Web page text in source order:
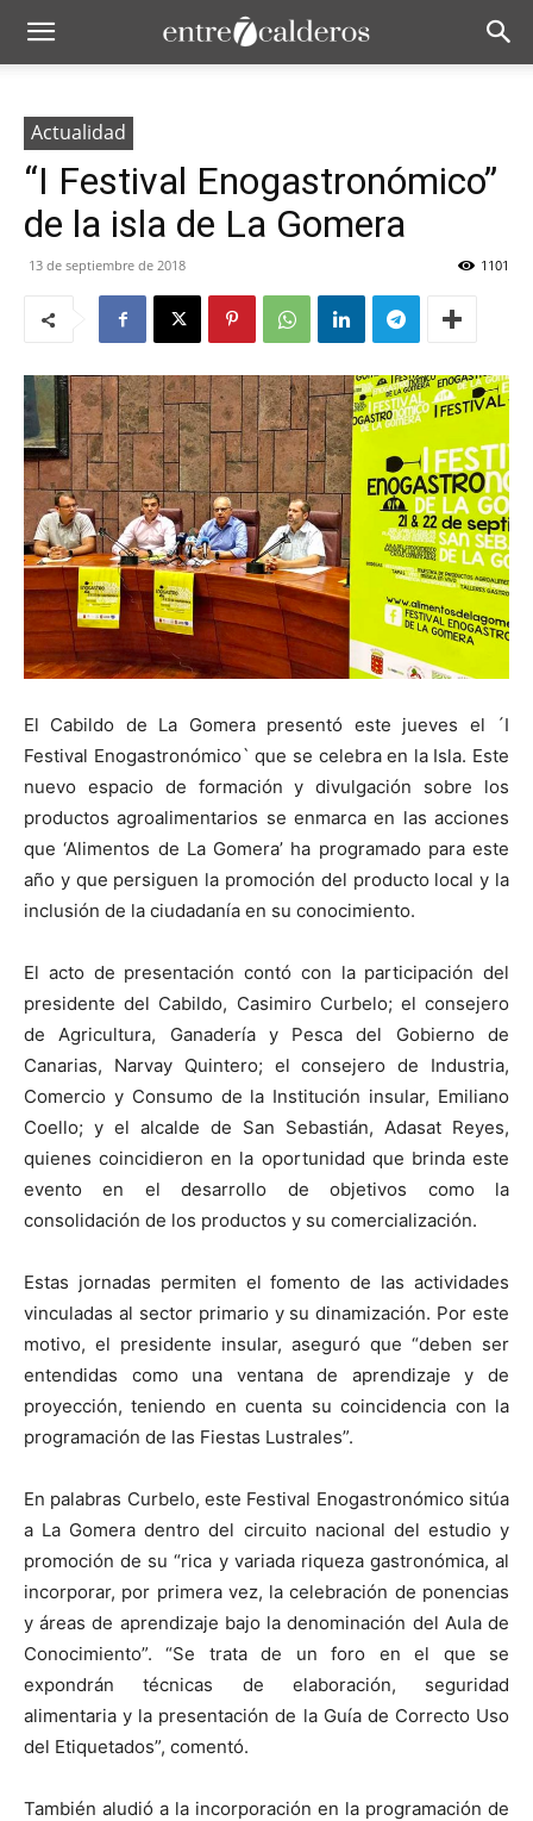
Actualidad
“I Festival Enogastronómico”
de la isla de La Gomera
13 de septiembre de 2018 1101
El Cabildo de La Gomera presentó este jueves el ´I
Festival Enogastronómico` que se celebra en la Isla. Este
nuevo espacio de formación y divulgación sobre los
productos agroalimentarios se enmarca en las acciones
que ‘Alimentos de La Gomera’ ha programado para este
año y que persiguen la promoción del producto local y la
inclusión de la ciudadanía en su conocimiento.
El acto de presentación contó con la participación del
presidente del Cabildo, Casimiro Curbelo; el consejero
de Agricultura, Ganadería y Pesca del Gobierno de
Canarias, Narvay Quintero; el consejero de Industria,
Comercio y Consumo de la Institución insular, Emiliano
Coello; y el alcalde de San Sebastián, Adasat Reyes,
quienes coincidieron en la oportunidad que brinda este
evento en el desarrollo de objetivos como la
consolidación de los productos y su comercialización.
Estas jornadas permiten el fomento de las actividades
vinculadas al sector primario y su dinamización. Por este
motivo, el presidente insular, aseguró que “deben ser
entendidas como una ventana de aprendizaje y de
proyección, teniendo en cuenta su coincidencia con la
programación de las Fiestas Lustrales”.
En palabras Curbelo, este Festival Enogastronómico sitúa
a La Gomera dentro del circuito nacional del estudio y
promoción de su “rica y variada riqueza gastronómica, al
incorporar, por primera vez, la celebración de ponencias
y áreas de aprendizaje bajo la denominación del Aula de
Conocimiento”. “Se trata de un foro en el que se
expondrán técnicas de elaboración, seguridad
alimentaria y la presentación de la Guía de Correcto Uso
del Etiquetados”, comentó.
También aludió a la incorporación en la programación de